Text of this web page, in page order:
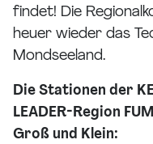
findet! Die
heuer wieder das
Mondseeland.
Die Stationen der
LEADER-Region
Groß und Klein: